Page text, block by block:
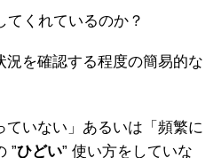
てくれているのか？
況を確認する程度の簡易的な
ていない」あるいは「頻繁に
”ひどい” 使い方をしていな